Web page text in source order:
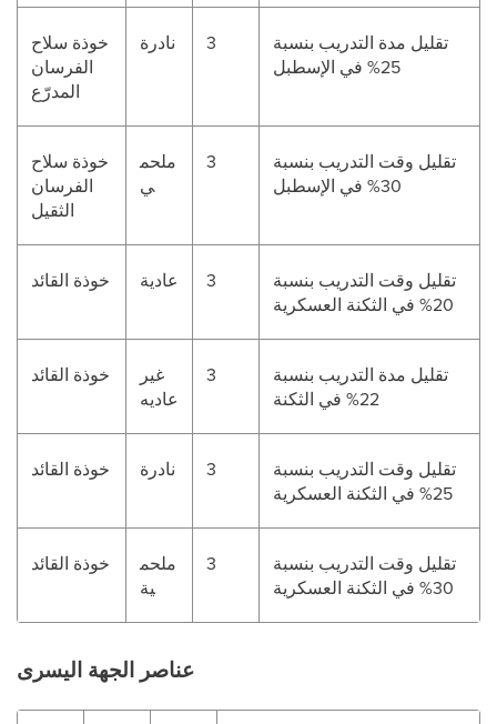
خوذة سلاح
الفرسان
المدرّع
نادرة 3
تقليل مدة التدريب بنسبة
25% في الإسطبل
خوذة سلاح
الفرسان
الثقيل
ملحم
ي
3
تقليل وقت التدريب بنسبة
30% في الإسطبل
خوذة القائد عادية 3
تقليل وقت التدريب بنسبة
20% في الثكنة العسكرية
خوذة القائد
غير
عاديه
3
تقليل مدة التدريب بنسبة
22% في الثكنة
خوذة القائد نادرة 3
تقليل وقت التدريب بنسبة
25% في الثكنة العسكرية
خوذة القائد
ملحم
ية
3
تقليل وقت التدريب بنسبة
30% في الثكنة العسكرية
عناصر الجهة اليسرى